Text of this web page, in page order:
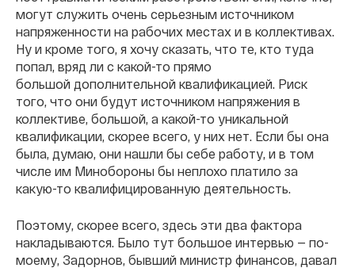
могут служить очень серьезным источником
напряженности на рабочих местах и в коллективах.
Ну и кроме того, я хочу сказать, что те, кто туда
попал, вряд ли с какой-то прямо
большой дополнительной квалификацией. Риск
того, что они будут источником напряжения в
коллективе, большой, а какой-то уникальной
квалификации, скорее всего, у них нет. Если бы она
была, думаю, они нашли бы себе работу, и в том
числе им Минобороны бы неплохо платило за
какую-то квалифицированную деятельность.
Поэтому, скорее всего, здесь эти два фактора
накладываются. Было тут большое интервью — по-
моему, Задорнов, бывший министр финансов, давал